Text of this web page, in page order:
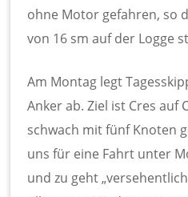
ohne Motor gefahren, so
von 16 sm auf der Logge
Am Montag legt
Anker ab. Ziel ist Cres auf
schwach mit fünf Knoten
uns für eine Fahrt unter
und zu geht